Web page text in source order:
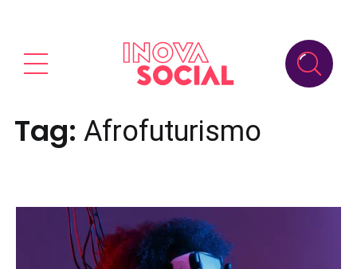
Tag: Afrofuturismo